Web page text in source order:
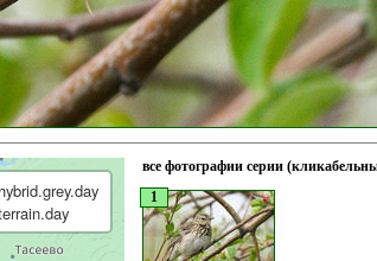
hybrid.grey.day
все фотографии серии
1